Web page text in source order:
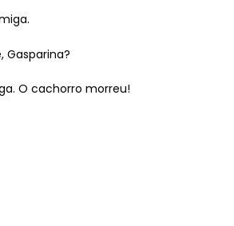
Gasparina?
O cachorro morreu!